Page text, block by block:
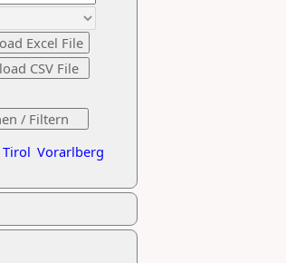
Tirol Vorarlberg